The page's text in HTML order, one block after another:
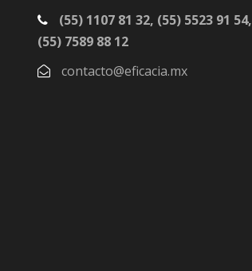
(55) 1107 81 32, (55) 5523 91 54,
(55) 7589 88 12
contacto@eficacia.mx